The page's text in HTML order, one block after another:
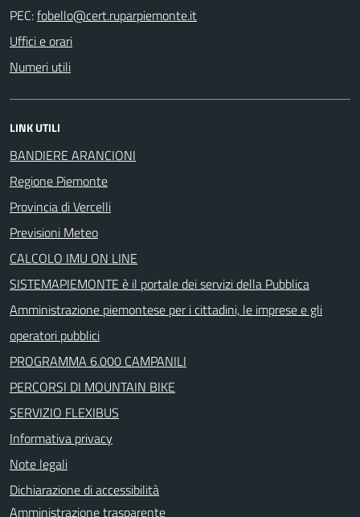
PEC:
Uffici e orari
Numeri utili
LINK UTILI
BANDIERE ARANCIONI
Regione Piemonte
Provincia di Vercelli
Previsioni Meteo
CALCOLO IMU ON LINE
SISTEMAPIEMONTE è il portale dei servizi della Pubblica
Amministrazione piemontese per i cittadini, le imprese e gli
operatori pubblici
PROGRAMMA 6.000 CAMPANILI
PERCORSI DI MOUNTAIN BIKE
SERVIZIO FLEXIBUS
Informativa privacy
Note legali
Dichiarazione di accessibilità
Amministrazione trasparente